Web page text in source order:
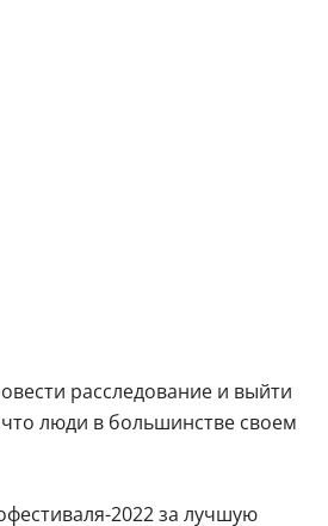
расследование и выйти
люди в большинстве своем
2022 за лучшую